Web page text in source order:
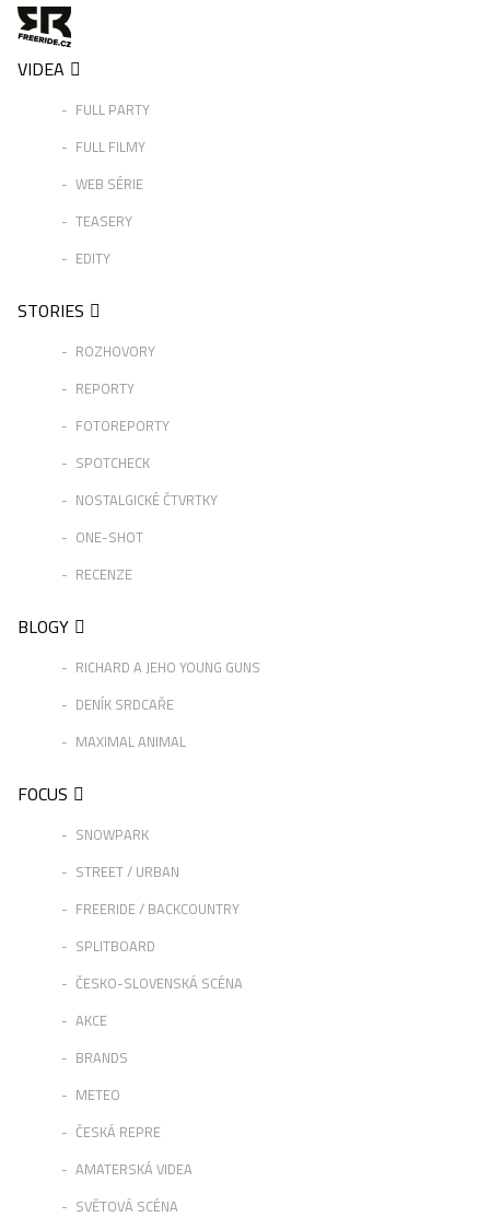
VIDEA
FULL PARTY
FULL FILMY
WEB SÉRIE
TEASERY
EDITY
STORIES
ROZHOVORY
REPORTY
FOTOREPORTY
SPOTCHECK
NOSTALGICKÉ ČTVRTKY
ONE-SHOT
RECENZE
BLOGY
RICHARD A JEHO YOUNG GUNS
DENÍK SRDCAŘE
MAXIMAL ANIMAL
FOCUS
SNOWPARK
STREET / URBAN
FREERIDE / BACKCOUNTRY
SPLITBOARD
ČESKO-SLOVENSKÁ SCÉNA
AKCE
BRANDS
METEO
ČESKÁ REPRE
AMATERSKÁ VIDEA
SVĚTOVÁ SCÉNA